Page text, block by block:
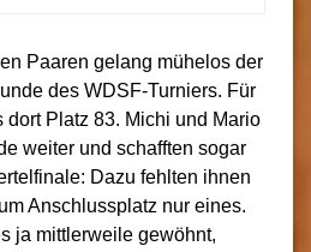
Paaren gelang mühelos der
des WDSF-Turniers. Für
dort Platz 83. Michi und Mario
weiter und schafften sogar
Dazu fehlten ihnen
Anschlussplatz nur eines.
ja mittlerweile gewöhnt,